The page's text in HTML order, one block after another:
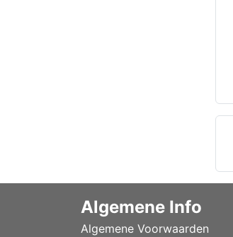
Algemene Info
Algemene Voorwaarden